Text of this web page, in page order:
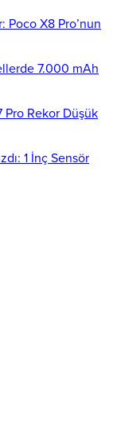
Poco X8 Pro’nun
7.000 mAh
Pro Rekor Düşük
1 İnç Sensör